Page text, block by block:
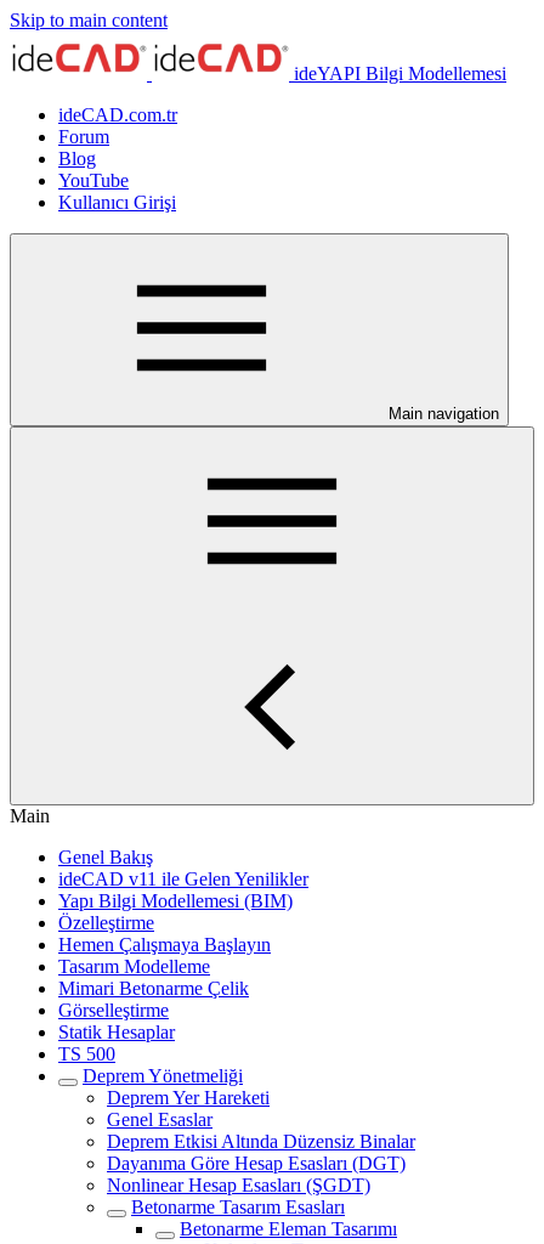
Skip to main content
ideYAPI Bilgi Modellemesi
ideCAD.com.tr
Forum
Blog
YouTube
Kullanıcı Girişi
Main navigation
Main
Genel Bakış
ideCAD v11 ile Gelen Yenilikler
Yapı Bilgi Modellemesi (BIM)
Özelleştirme
Hemen Çalışmaya Başlayın
Tasarım Modelleme
Mimari Betonarme Çelik
Görselleştirme
Statik Hesaplar
TS 500
Deprem Yönetmeliği
Deprem Yer Hareketi
Genel Esaslar
Deprem Etkisi Altında Düzensiz Binalar
Dayanıma Göre Hesap Esasları (DGT)
Nonlinear Hesap Esasları (ŞGDT)
Betonarme Tasarım Esasları
Betonarme Eleman Tasarımı